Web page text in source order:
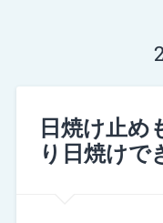
日焼け止め
り日焼けで